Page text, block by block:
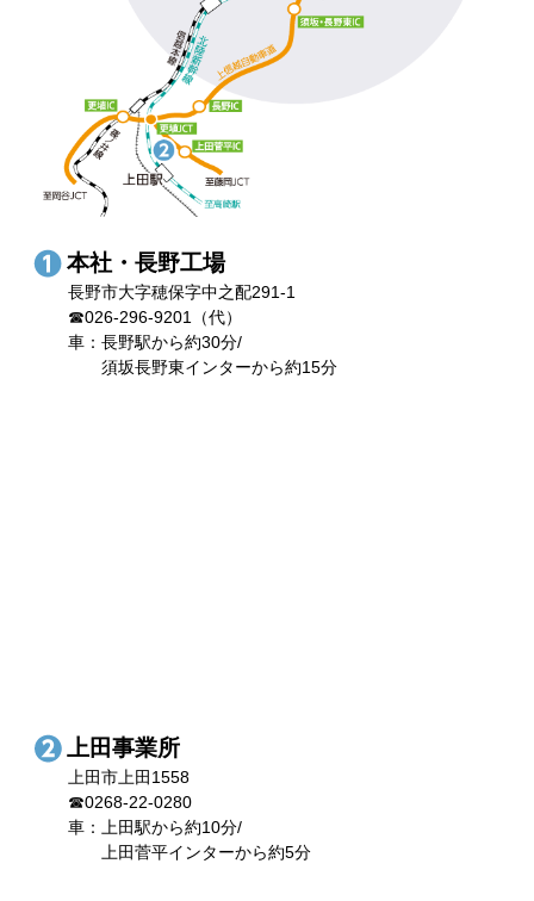
本社・長野工場
長野市大字穂保字中之配291-1
☎026-296-9201（代）
車：長野駅から約30分/
須坂長野東インターから約15分
上田事業所
上田市上田1558
☎0268-22-0280
車：上田駅から約10分/
上田菅平インターから約5分